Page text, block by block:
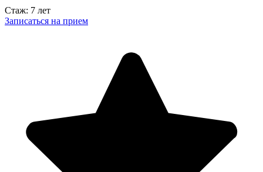
Стаж: 7 лет
Записаться на прием